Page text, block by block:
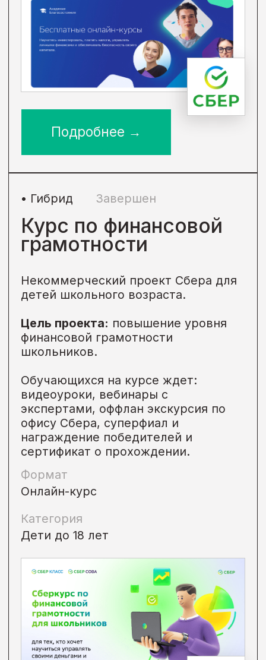
Просветительский проект,
Другое
Большая перемена
поддержки Сбера для подростков
10–18 лет.
Цель проекта:научить разработке,
упаковке и проверке кейсов,
социальные темы, такие как EGS и
Формат
Просветительский проект,
Другое
Категория
Курс «Эффективное
• Онлайн Завершен